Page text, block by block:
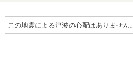
この地震による津波の心配はありません。